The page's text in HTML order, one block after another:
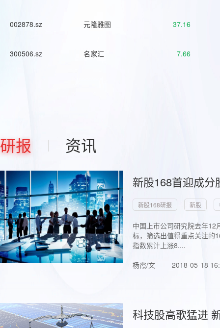
002878.sz 元隆雅图 37.16
300506.sz 名家汇 7.66
研报 资讯
新股168首迎成
新股168研报 新股
中国上市公司研究院去年
标，筛选出值得重点关注的
指数累计上涨8....
杨霞/文
2018-05-18
科技股高歌猛进